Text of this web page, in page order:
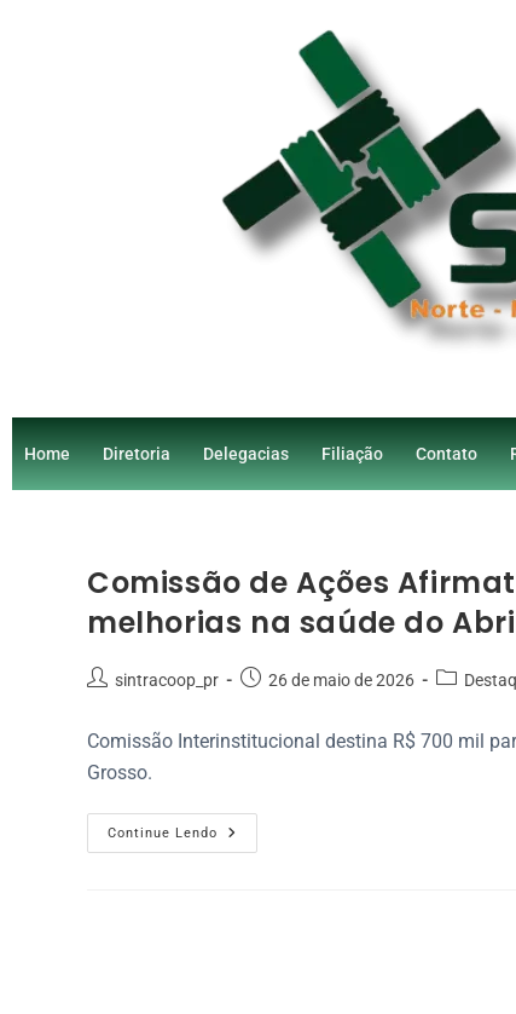
Home Diretoria Delegacias Filiação Contato
Comissão de Ações
melhorias na saúde do
sintracoop_pr 26 de maio de 2026
Comissão Interinstitucional destina R$ 700 mil
Grosso.
Continue Lendo